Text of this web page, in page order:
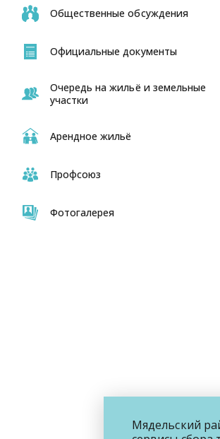
Общественные обсуждения
Официальные документы
Очередь на жильё и земельные
участки
Арендное жильё
Профсоюз
Фотогалерея
Мядельский